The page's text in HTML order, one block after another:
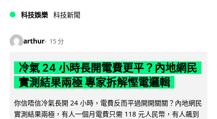
科技娛樂 科技新聞
arthur 15 分
冷氣 24 小時長開電費更平？內地網民
實測結果兩極 專家拆解慳電邏輯
你信唔信冷氣長開 24 小時，電費反而平過開開關關？內地網民
實測結果兩極，有人一個月電費只需 118 元人民幣，有人飆到